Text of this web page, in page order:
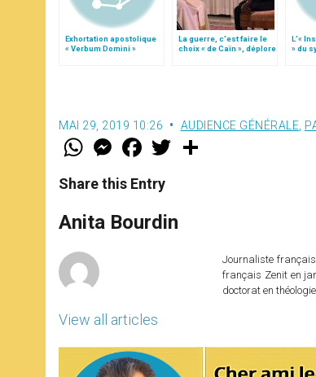
Exhortation apostolique
« Verbum Domini »
La guerre, c’est faire le
choix « de Caïn », déplore
L’«
» du
MAI 29, 2019 10:26 AUDIENCE GÉNÉRALE
W
t
s
p
p
M
e
s
e
g
e
F
a
e
b
o
k
w
r
Share this Entry
Anita Bourdin
View all articles
Journaliste
français Zenit en
doctorat en